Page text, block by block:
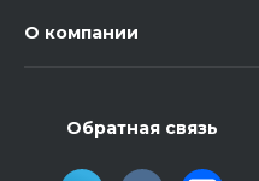
О компании
Обратная связь